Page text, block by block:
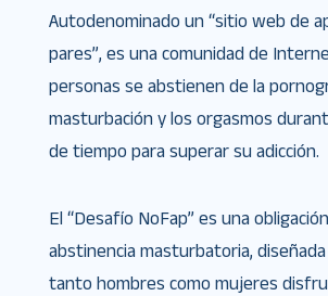
Autodenominado un “sitio web de
pares”, es una comunidad de
personas se abstienen de la
masturbación y los orgasmos
de tiempo para superar su adicción.
El “Desafío NoFap” es una
abstinencia masturbatoria,
tanto hombres como mujeres